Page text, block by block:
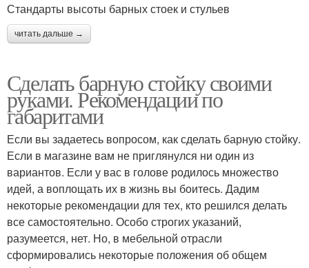
Стандарты высоты барных стоек и стульев
читать дальше →
Сделать барную стойку своими
руками. Рекомендации по
габаритами
Если вы задаетесь вопросом, как сделать барную стойку.
Если в магазине вам не приглянулся ни один из
вариантов. Если у вас в голове родилось множество
идей, а воплощать их в жизнь вы боитесь. Дадим
некоторые рекомендации для тех, кто решился делать
все самостоятельно. Особо строгих указаний,
разумеется, нет. Но, в мебельной отрасли
сформировались некоторые положения об общем